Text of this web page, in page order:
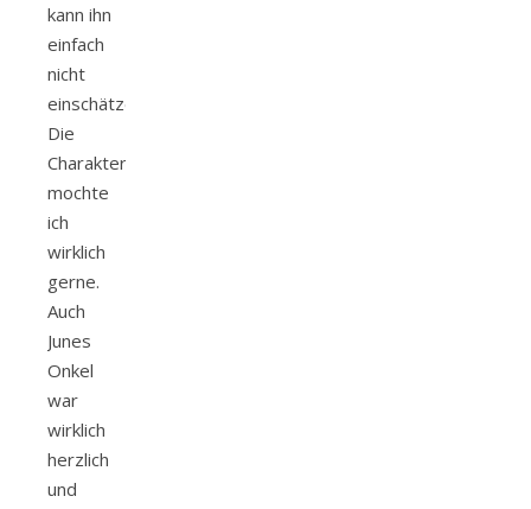
kann ihn
einfach
nicht
einschätzen.
Die
Charakter
mochte
ich
wirklich
gerne.
Auch
Junes
Onkel
war
wirklich
herzlich
und